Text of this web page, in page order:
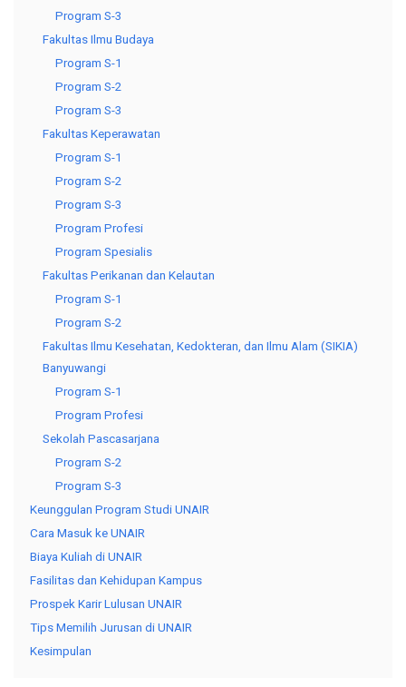
Program S-3
Fakultas Ilmu Budaya
Program S-1
Program S-2
Program S-3
Fakultas Keperawatan
Program S-1
Program S-2
Program S-3
Program Profesi
Program Spesialis
Fakultas Perikanan dan Kelautan
Program S-1
Program S-2
Fakultas Ilmu Kesehatan, Kedokteran, dan Ilmu Alam (SIKIA)
Banyuwangi
Program S-1
Program Profesi
Sekolah Pascasarjana
Program S-2
Program S-3
Keunggulan Program Studi UNAIR
Cara Masuk ke UNAIR
Biaya Kuliah di UNAIR
Fasilitas dan Kehidupan Kampus
Prospek Karir Lulusan UNAIR
Tips Memilih Jurusan di UNAIR
Kesimpulan